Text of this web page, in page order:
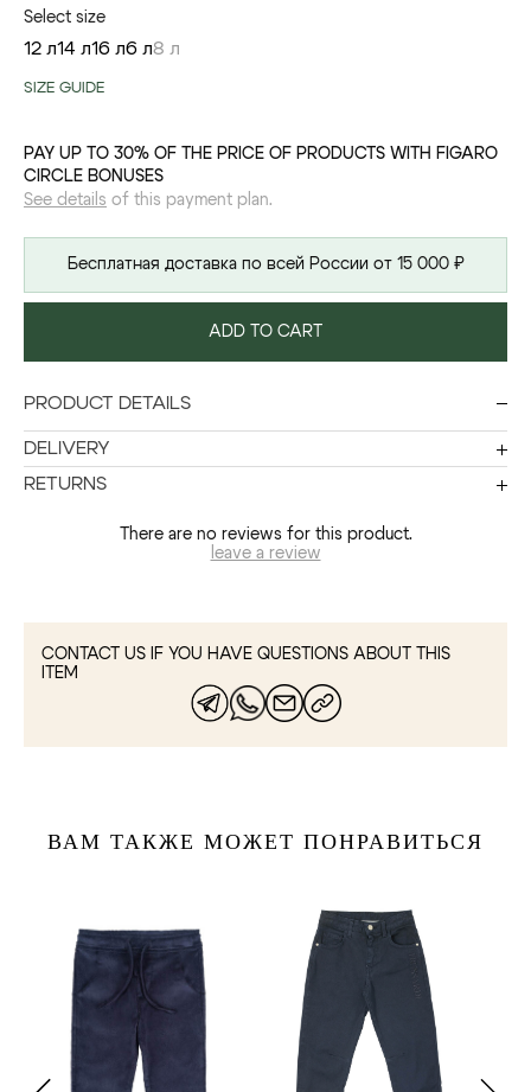
Select size
12 л14 л16 л6 л8 л
SIZE GUIDE
PAY UP TO 30% OF THE PRICE OF PRODUCTS WITH FIGARO
CIRCLE BONUSES
See details of this payment plan.
Бесплатная доставка по всей России от 15 000 ₽
ADD TO CART
PRODUCT DETAILS
DELIVERY
RETURNS
There are no reviews for this product.
leave a review
CONTACT US IF YOU HAVE QUESTIONS ABOUT THIS
ITEM
ВАМ ТАКЖЕ МОЖЕТ ПОНРАВИТЬСЯ